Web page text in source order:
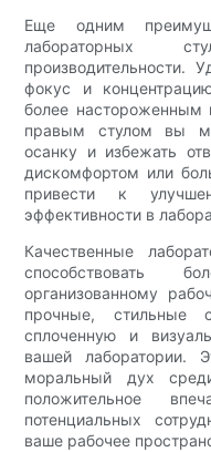
Еще одним
лабораторных
производительности.
фокус и
более настороженным
правым стулом вы
осанку и избежать
дискомфортом или
привести к
эффективности в
Качественные
способствовать
организованному
прочные, стильные
сплоченную и
вашей лаборатории.
моральный дух
положительное
потенциальных
ваше рабочее